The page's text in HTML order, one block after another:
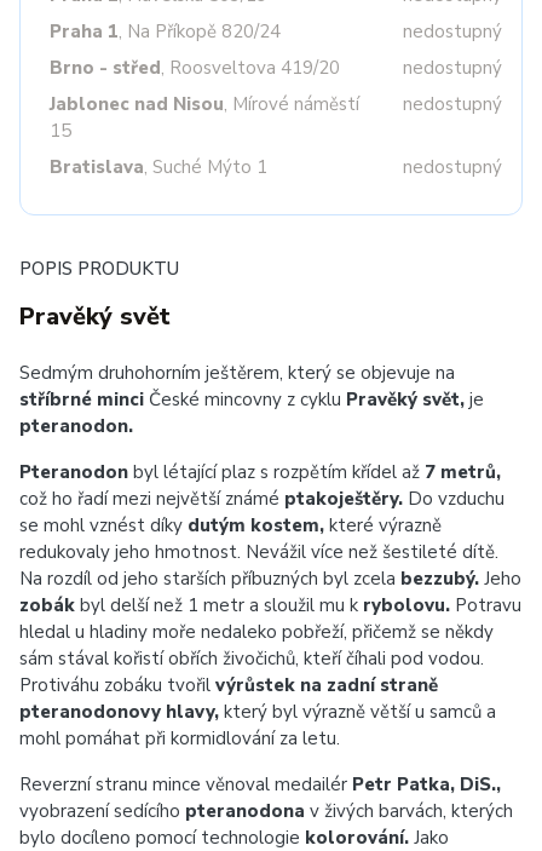
Praha 1, Na Příkopě 820/24
nedostupný
Brno - střed, Roosveltova 419/20
nedostupný
Jablonec nad Nisou, Mírové náměstí
15
nedostupný
Bratislava, Suché Mýto 1 nedostupný
POPIS PRODUKTU
Pravěký svět
Sedmým druhohorním ještěrem, který se objevuje na
stříbrné minci České mincovny z cyklu Pravěký svět, je
pteranodon.
Pteranodon byl létající plaz s rozpětím křídel až 7 metrů,
což ho řadí mezi největší známé ptakoještěry. Do vzduchu
se mohl vznést díky dutým kostem, které výrazně
redukovaly jeho hmotnost. Nevážil více než šestileté dítě.
Na rozdíl od jeho starších příbuzných byl zcela bezzubý. Jeho
zobák byl delší než 1 metr a sloužil mu k rybolovu. Potravu
hledal u hladiny moře nedaleko pobřeží, přičemž se někdy
sám stával kořistí obřích živočichů, kteří číhali pod vodou.
Protiváhu zobáku tvořil výrůstek na zadní straně
pteranodonovy hlavy, který byl výrazně větší u samců a
mohl pomáhat při kormidlování za letu.
Reverzní stranu mince věnoval medailér Petr Patka, DiS.,
vyobrazení sedícího pteranodona v živých barvách, kterých
bylo docíleno pomocí technologie kolorování. Jako